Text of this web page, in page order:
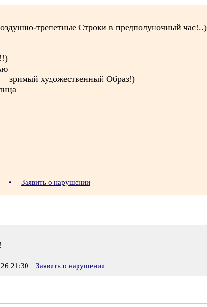
трепетные Строки в предполуночный час!..)
зримый художественный Образ!)
• Заявить о нарушении
21:30 Заявить о нарушении